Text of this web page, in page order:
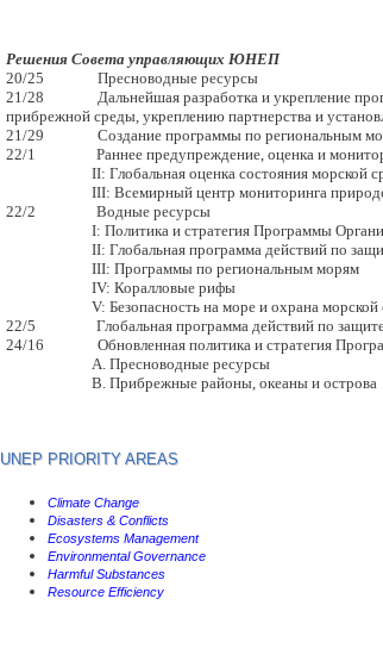
Решения Совета управляющих ЮНЕП
20/25 Пресноводные ресурсы
21/28 Дальнейшая разработка и укрепление
прибрежной среды, укреплению партнерства и
21/29 Создание программы по региональным морям
22/1 Раннее предупреждение, оценка и
II: Глобальная оценка состояния морской
III: Всемирный центр мониторинга
22/2 Водные ресурсы
I: Политика и стратегия Программы
II: Глобальная программа действий по защите
III: Программы по региональным морям
IV: Коралловые рифы
V: Безопасность на море и охрана морской
22/5 Глобальная программа действий по защите
24/16 Обновленная политика и стратегия
A. Пресноводные ресурсы
B. Прибрежные районы, океаны и острова
UNEP PRIORITY AREAS
Climate Change
Disasters & Conflicts
Ecosystems Management
Environmental Governance
Harmful Substances
Resource Efficiency